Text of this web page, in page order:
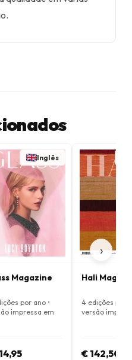
Inglês
Magazine
por ano •
impressa em
Hali
4 edições por
versão
€ 142,50
›